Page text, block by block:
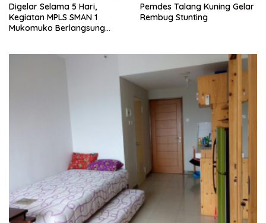
Digelar Selama 5 Hari,
Kegiatan MPLS SMAN 1
Mukomuko Berlangsung
Pemdes Talang Kuning Gelar
Rembug Stunting